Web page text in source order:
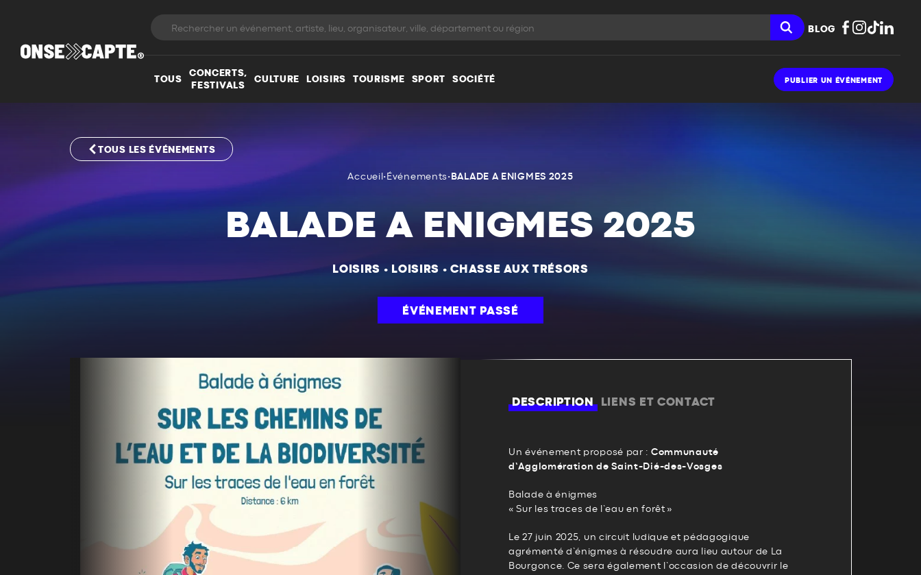
BLOG
TOUS
CONCERTS,
FESTIVALS
CULTURE LOISIRS TOURISME SPORT SOCIÉTÉ PUBLIER UN ÉVÉNEMENT
TOUS LES ÉVÉNEMENTS
Accueil • Événements• BALADE A ENIGMES 2025
BALADE A ENIGMES 2025
LOISIRS • LOISIRS •CHASSE AUX TRÉSORS
ÉVÉNEMENT PASSÉ
DESCRIPTION LIENS ET CONTACT
Un événement proposé par : Communauté
d’Agglomération de Saint-Dié-des-Vosges
Balade à énigmes
« Sur les traces de l’eau en forêt »
Le 27 juin 2025, un circuit ludique et pédagogique
agrémenté d’énigmes à résoudre aura lieu autour de La
Bourgonce. Ce sera également l’occasion de découvrir le